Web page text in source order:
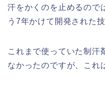
汗をかくのを止めるので
う7年かけて開発された
これまで使っていた制汗
なかったのですが、これ